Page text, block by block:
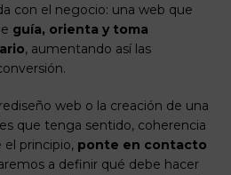
con el negocio: una web que
guía, orienta y toma
, aumentando así las
web o la creación de una
que tenga sentido, coherencia
el principio, ponte en contacto
a definir qué debe hacer